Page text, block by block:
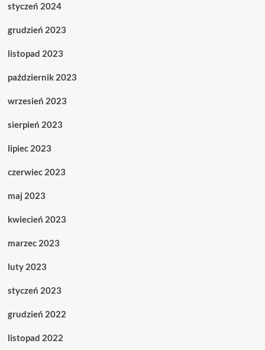
styczeń 2024
grudzień 2023
listopad 2023
październik 2023
wrzesień 2023
sierpień 2023
lipiec 2023
czerwiec 2023
maj 2023
kwiecień 2023
marzec 2023
luty 2023
styczeń 2023
grudzień 2022
listopad 2022